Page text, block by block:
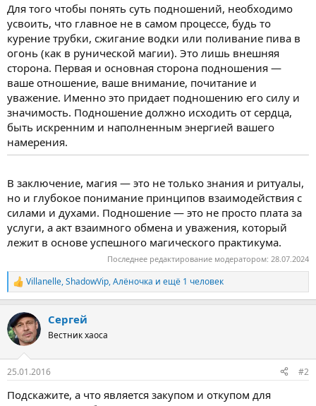
Для того чтобы понять суть подношений, необходимо
усвоить, что главное не в самом процессе, будь то
курение трубки, сжигание водки или поливание пива в
огонь (как в рунической магии). Это лишь внешняя
сторона. Первая и основная сторона подношения —
ваше отношение, ваше внимание, почитание и
уважение. Именно это придает подношению его силу и
значимость. Подношение должно исходить от сердца,
быть искренним и наполненным энергией вашего
намерения.
В заключение, магия — это не только знания и ритуалы,
но и глубокое понимание принципов взаимодействия с
силами и духами. Подношение — это не просто плата за
услуги, а акт взаимного обмена и уважения, который
лежит в основе успешного магического практикума.
Последнее редактирование модератором: 28.07.2024
Р
е
к
ц
и
Villanelle,ShadowVip,Алёночка и ещё 1 человек
Сергей
Вестник хаоса
25.01.2016 #2
Подскажите, а что является закупом и откупом для